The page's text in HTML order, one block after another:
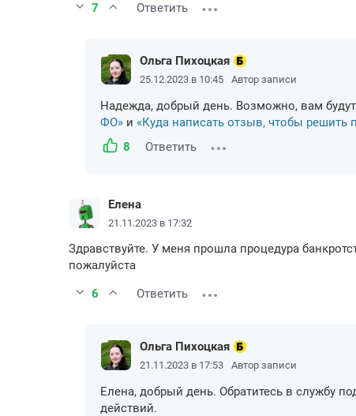
7
Ответить
Ольга Пихоцкая
25.12.2023 в 10:45 Автор записи
Надежда, добрый день. Возможно, вам
ФО» и «Куда написать отзыв, чтобы
8
Ответить
Елена
21.11.2023 в 17:32
Здравствуйте. У меня прошла процедура
пожалуйста
6
Ответить
Ольга Пихоцкая
21.11.2023 в 17:53 Автор записи
Елена, добрый день. Обратитесь в службу
действий.